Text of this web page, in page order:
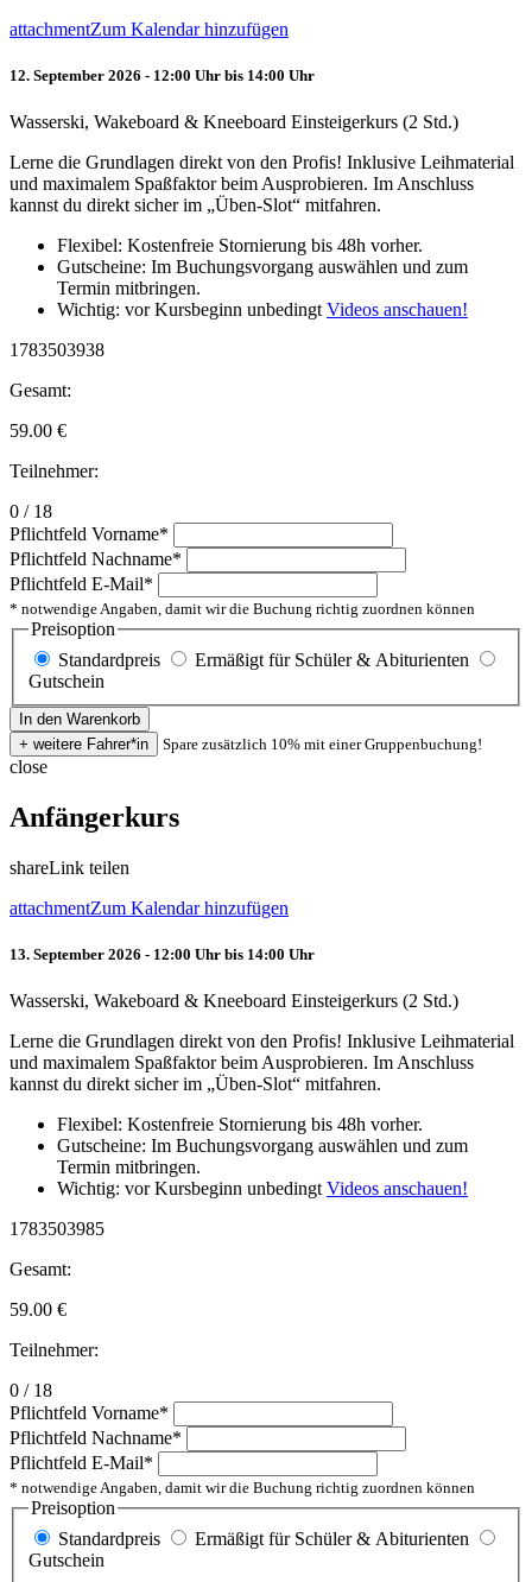
attachmentZum Kalendar hinzufügen
12. September 2026 - 12:00 Uhr bis 14:00 Uhr
Wasserski, Wakeboard & Kneeboard Einsteigerkurs (2 Std.)
Lerne die Grundlagen direkt von den Profis! Inklusive Leihmaterial
und maximalem Spaßfaktor beim Ausprobieren. Im Anschluss
kannst du direkt sicher im „Üben-Slot“ mitfahren.
Flexibel: Kostenfreie Stornierung bis 48h vorher.
Gutscheine: Im Buchungsvorgang auswählen und zum
Termin mitbringen.
Wichtig: vor Kursbeginn unbedingt Videos anschauen!
1783503938
Gesamt:
59.00 €
Teilnehmer:
0 / 18
Pflichtfeld Vorname*
Pflichtfeld Nachname*
Pflichtfeld E-Mail*
* notwendige Angaben, damit wir die Buchung richtig zuordnen können
Preisoption
Standardpreis
Ermäßigt für Schüler & Abiturienten
Gutschein
Spare zusätzlich 10% mit einer Gruppenbuchung!
close
Anfängerkurs
shareLink teilen
attachmentZum Kalendar hinzufügen
13. September 2026 - 12:00 Uhr bis 14:00 Uhr
Wasserski, Wakeboard & Kneeboard Einsteigerkurs (2 Std.)
Lerne die Grundlagen direkt von den Profis! Inklusive Leihmaterial
und maximalem Spaßfaktor beim Ausprobieren. Im Anschluss
kannst du direkt sicher im „Üben-Slot“ mitfahren.
Flexibel: Kostenfreie Stornierung bis 48h vorher.
Gutscheine: Im Buchungsvorgang auswählen und zum
Termin mitbringen.
Wichtig: vor Kursbeginn unbedingt Videos anschauen!
1783503985
Gesamt:
59.00 €
Teilnehmer:
0 / 18
Pflichtfeld Vorname*
Pflichtfeld Nachname*
Pflichtfeld E-Mail*
* notwendige Angaben, damit wir die Buchung richtig zuordnen können
Preisoption
Standardpreis
Ermäßigt für Schüler & Abiturienten
Gutschein